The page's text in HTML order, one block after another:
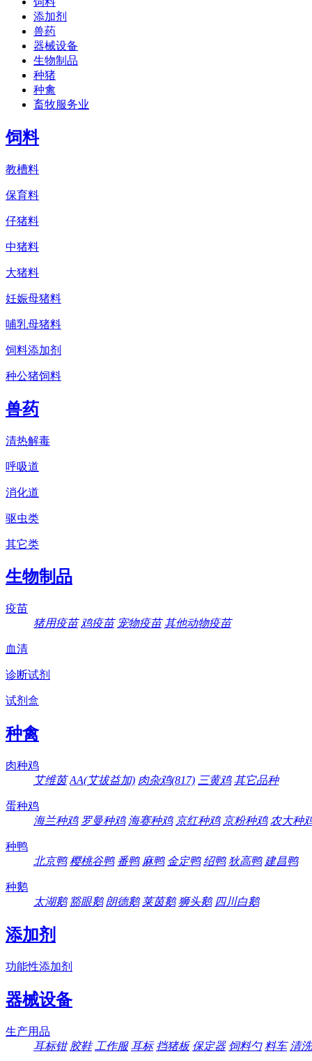
添加剂
兽药
器械设备
生物制品
种猪
种禽
畜牧服务业
饲料
教槽料
保育料
仔猪料
中猪料
大猪料
妊娠母猪料
哺乳母猪料
饲料添加剂
种公猪饲料
兽药
清热解毒
呼吸道
消化道
驱虫类
其它类
生物制品
疫苗
猪用疫苗 鸡疫苗 宠物疫苗 其他动物疫苗
血清
诊断试剂
试剂盒
种禽
肉种鸡
艾维茵 AA(艾拔益加) 肉杂鸡(817) 三黄鸡 其它品种
蛋种鸡
海兰种鸡 罗曼种鸡 海赛种鸡 京红种鸡 京粉种鸡 农大种
种鸭
北京鸭 樱桃谷鸭 番鸭 麻鸭 金定鸭 绍鸭 狄高鸭 建昌鸭
种鹅
太湖鹅 豁眼鹅 朗德鹅 莱茵鹅 狮头鹅 四川白鹅
添加剂
功能性添加剂
器械设备
生产用品
耳标钳 胶鞋 工作服 耳标 挡猪板 保定器 饲料勺 料车 清